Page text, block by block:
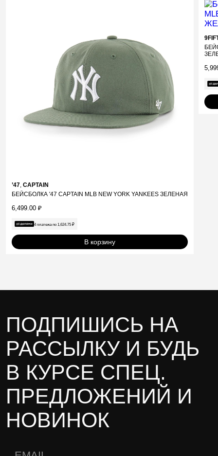
’47, CAPTAIN
БЕЙСБОЛКА '47 CAPTAIN MLB NEW YORK YANKEES ЗЕЛЕНАЯ
6,499.00 ₽
4 платежа по 1,624.75 ₽
В корзину
ПОДПИШИСЬ НА
РАССЫЛКУ И БУДЬ
В КУРСЕ СПЕЦ.
ПРЕДЛОЖЕНИЙ И
НОВИНОК